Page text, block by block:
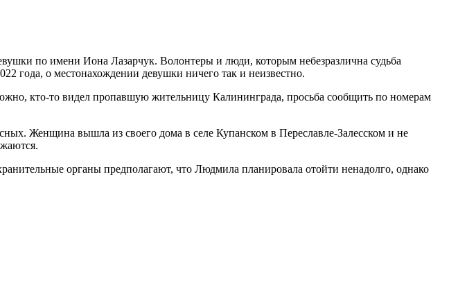
по имени Иона Лазарчук. Волонтеры и люди, которым небезразлична судьба
года, о местонахождении девушки ничего так и неизвестно.
кто-то видел пропавшую жительницу Калининграда, просьба сообщить по номерам
Женщина вышла из своего дома в селе Купанском в Переславле-Залесском и не
органы предполагают, что Людмила планировала отойти ненадолго, однако